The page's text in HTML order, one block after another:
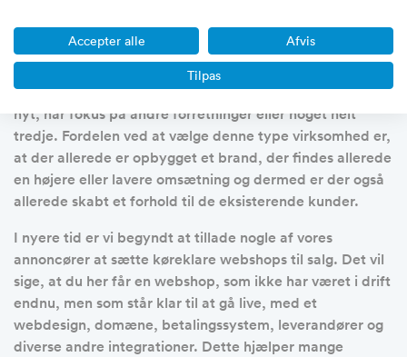
Som tidligere skrevet, så sættes der mange forskellige
typer af forretninger til salg på vores salgsportal. Langt
de fleste virksomheder er veldrevne virksomheder, der
er blevet sat til salg, fordi at ejerne gerne vil prøve noget
nyt, har fokus på andre forretninger eller noget helt
tredje. Fordelen ved at vælge denne type virksomhed er,
at der allerede er opbygget et brand, der findes allerede
en højere eller lavere omsætning og dermed er der også
allerede skabt et forhold til de eksisterende kunder.
I nyere tid er vi begyndt at tillade nogle af vores
annoncører at sætte køreklare webshops til salg. Det vil
sige, at du her får en webshop, som ikke har været i drift
endnu, men som står klar til at gå live, med et
webdesign, domæne, betalingssystem, leverandører og
diverse andre integrationer. Dette hjælper mange
Accepter alle Afvis
Tilpas